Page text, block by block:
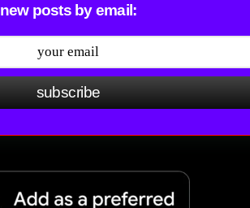
new posts by email:
subscribe